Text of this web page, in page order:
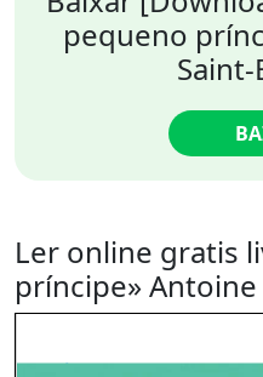
pequeno
Ler online gratis
príncipe»